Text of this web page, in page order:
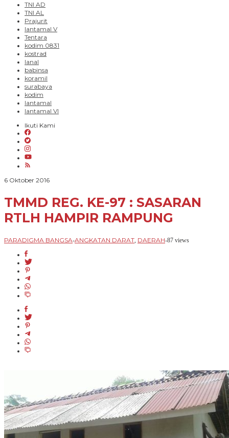
TNI AD
TNI AL
Prajurit
lantamal V
Tentara
kodim 0831
kostrad
lanal
babinsa
koramil
surabaya
kodim
lantamal
lantamal VI
Ikuti Kami
6 Oktober 2016oleh
TMMD REG. KE-97 : SASARAN
RTLH HAMPIR RAMPUNG
PARADIGMA BANGSA-ANGKATAN DARAT, DAERAH-87 views